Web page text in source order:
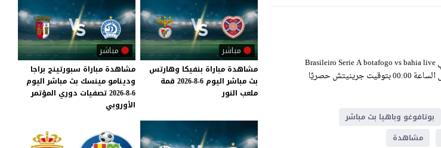
مشاهدة مباراة بوتافوغو وباهيا بث مباشر اليوم الأحد 4-5-2025 ضمن الأسبوع 7 من الدوري البرازيلي Brasileiro Serie A botafogo vs bahia live
stream على ملعب أرينا فونتي نوفا، وسيكون اللقاء منقولًا عبر القنوات الرياضية المختصة، وذلك على الساعة 00:00 بتوقيت جرينيتش حصريًا
بوتافوغو وباهيا بث مباشر
مشاهدة
مباشر
مشاهدة مباراة بنفيكا وهارتس
بث مباشر اليوم 6-8-2026
قمة
ملعب النور
مباشر
مشاهدة مباراة سبورتينج براجا
ودينامو مينسك بث مباشر اليوم
6-8-2026 تصفيات دوري المؤتمر
الأوروبي